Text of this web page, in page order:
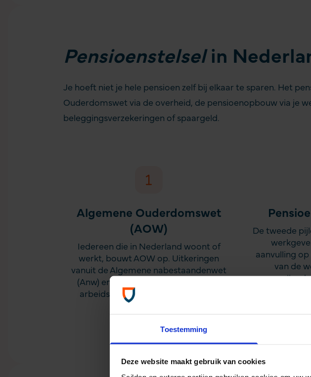
Toestemming
Deze website maakt gebruik van cookies
Pensioenstelselin
Je hoeft niet je hele pensioen zelf bij elkaar te sparen. Het
Ouderdomswet via de overheid, de pensioenopbouw via je
beleggingsverzekeringen of spaargeld.
Algemene Ouderdomswet
(AOW)
Iedereen die in Nederland woont of
werkt, bouwt AOW op. Uitkeringen
vanuit de Algemene nabestaandenwet
(Anw) en Wet werk en inkomen naar
arbeidsvermogen (WIA) vallen ook
De tweede
aanvulling op
van de